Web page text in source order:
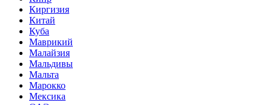
Киргизия
Китай
Куба
Маврикий
Малайзия
Мальдивы
Мальта
Марокко
Мексика